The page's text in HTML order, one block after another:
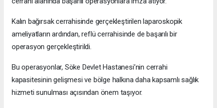
Kalın bağırsak cerrahisinde gerçekleştirilen laparoskopik
ameliyatların ardından, reflü cerrahisinde de başarılı bir
operasyon gerçekleştirildi.
Bu operasyonlar, Söke Devlet Hastanesi’nin cerrahi
kapasitesinin gelişmesi ve bölge halkına daha kapsamlı sağlık
hizmeti sunulması açısından önem taşıyor.